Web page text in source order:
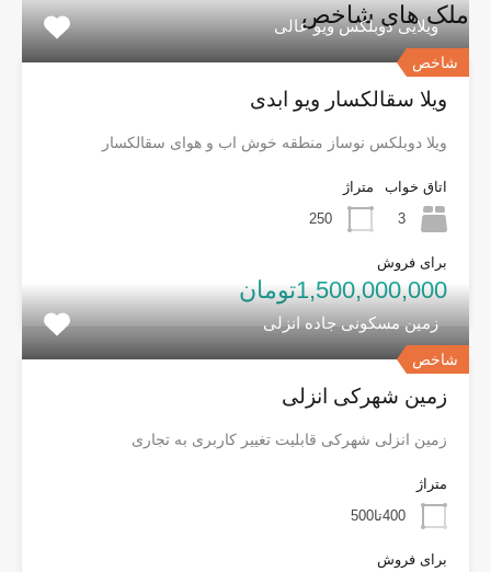
ملک های شاخص
شاخص
ویلایی دوبلکس ویو عالی
ویلا سقالکسار ویو ابدی
ویلا دوبلکس نوساز منطقه خوش اب و هوای سقالکسار
اتاق خواب
3
متراژ
250
برای فروش
1,500,000,000تومان
شاخص
زمین مسکونی جاده انزلی
زمین شهرکی انزلی
زمین انزلی شهرکی قابلیت تغییر کاربری به تجاری
متراژ
400تا500
برای فروش